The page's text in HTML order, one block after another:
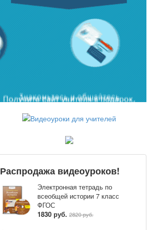
Распродажа видеоуроков!
Электронная тетрадь по
всеобщей истории 7 класс
ФГОС
1830 руб. 2820 руб.